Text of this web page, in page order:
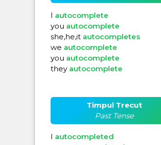
I autocomplete
you autocomplete
she,he,it autocompletes
we autocomplete
you autocomplete
they autocomplete
Timpul Trecut
Past Tense
I autocompleted